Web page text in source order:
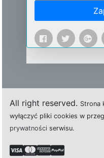
All right reserved. Strona
wyłączyć pliki cookies w
prywatności serwisu.